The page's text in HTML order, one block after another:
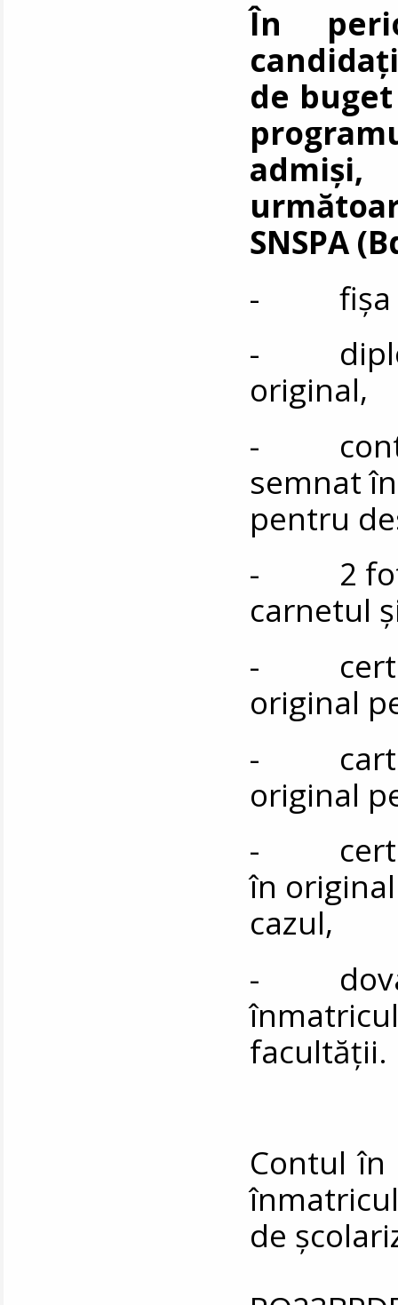
În
de
SNSPA
- fișa de
-
original,
-
semnat
pentru
- 2
carnetul
-
original
- cartea
original
-
în
cazul,
-
Contul în
de